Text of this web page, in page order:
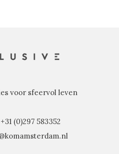
voor sfeervol leven
+31 (0)297 583352